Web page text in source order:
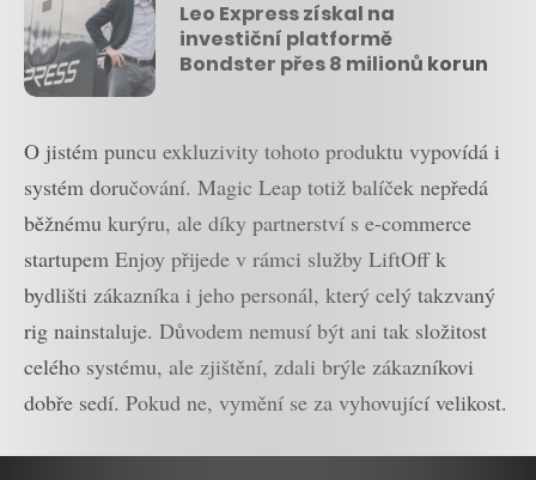
Leo Express získal na
investiční platformě
Bondster přes 8 milionů korun
O jistém puncu exkluzivity tohoto produktu vypovídá i
systém doručování. Magic Leap totiž balíček nepředá
běžnému kurýru, ale díky partnerství s e-commerce
startupem Enjoy přijede v rámci služby LiftOff k
bydlišti zákazníka i jeho personál, který celý takzvaný
rig nainstaluje. Důvodem nemusí být ani tak složitost
celého systému, ale zjištění, zdali brýle zákazníkovi
dobře sedí. Pokud ne, vymění se za vyhovující velikost.